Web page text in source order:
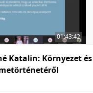
01:43:42
Katalin: Környezet